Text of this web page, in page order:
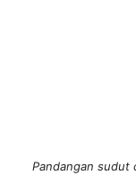
Pandangan sudut